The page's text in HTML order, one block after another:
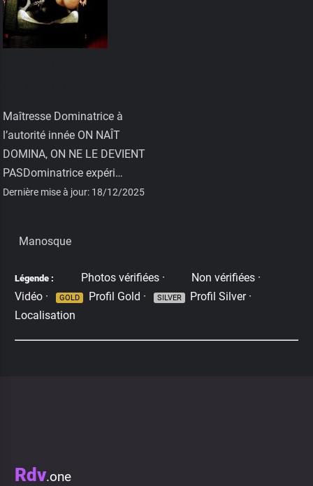
Maîtresse Dominatrice à
l’autorité innée ON NAÎT
DOMINA, ON NE LE DEVIENT
PASDominatrice expéri…
Dernière mise à jour: 18/12/2025
Manosque
Légende : Photos vérifiées ·
Non vérifiées ·
Vidéo ·
GOLD Profil Gold · SILVER
Profil Silver ·
Localisation
Rdv.one